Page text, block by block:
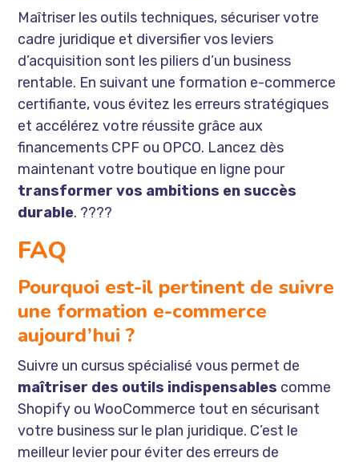
Maîtriser les outils techniques, sécuriser votre
cadre juridique et diversifier vos leviers
d’acquisition sont les piliers d’un business
rentable. En suivant une formation e-commerce
certifiante, vous évitez les erreurs stratégiques
et accélérez votre réussite grâce aux
financements CPF ou OPCO. Lancez dès
maintenant votre boutique en ligne pour
transformer vos ambitions en succès
durable. ????
FAQ
Pourquoi est-il pertinent de suivre
une formation e-commerce
aujourd’hui ?
Suivre un cursus spécialisé vous permet de
maîtriser des outils indispensables comme
Shopify ou WooCommerce tout en sécurisant
votre business sur le plan juridique. C’est le
meilleur levier pour éviter des erreurs de